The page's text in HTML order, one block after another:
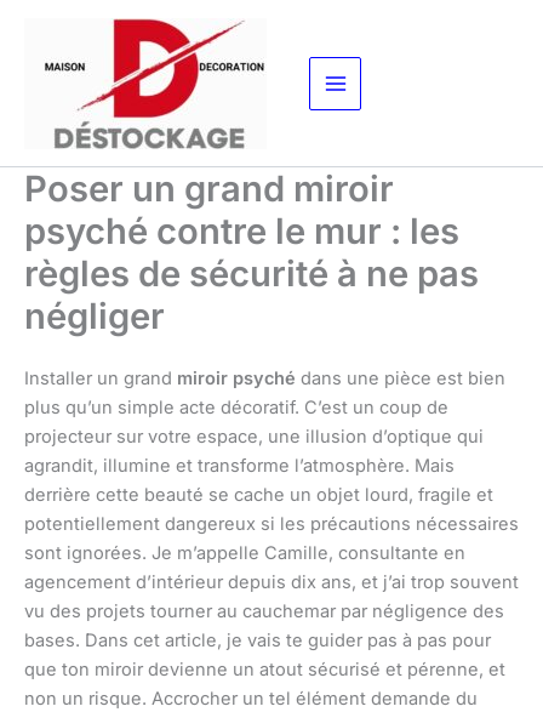
contenu
Poser un grand miroir
psyché contre le mur : les
règles de sécurité à ne pas
négliger
Installer un grand miroir psyché dans une pièce est bien
plus qu’un simple acte décoratif. C’est un coup de
projecteur sur votre espace, une illusion d’optique qui
agrandit, illumine et transforme l’atmosphère. Mais
derrière cette beauté se cache un objet lourd, fragile et
potentiellement dangereux si les précautions nécessaires
sont ignorées. Je m’appelle Camille, consultante en
agencement d’intérieur depuis dix ans, et j’ai trop souvent
vu des projets tourner au cauchemar par négligence des
bases. Dans cet article, je vais te guider pas à pas pour
que ton miroir devienne un atout sécurisé et pérenne, et
non un risque. Accrocher un tel élément demande du